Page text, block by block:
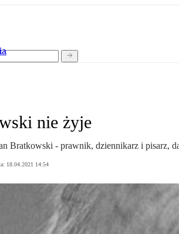
nie żyje
Bratkowski - prawnik, dziennikarz i pisarz,
18.04.2021 14:54